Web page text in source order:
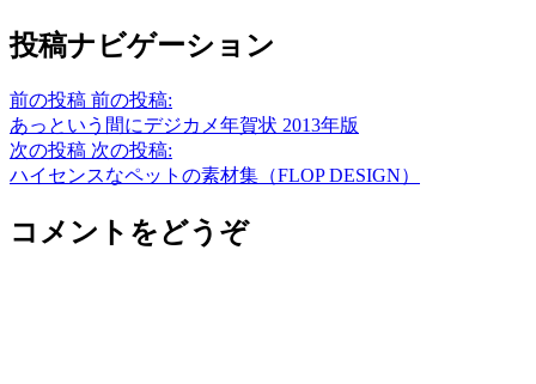
投稿ナビゲーション
前の投稿 前の投稿:
あっという間にデジカメ年賀状 2013年版
次の投稿 次の投稿:
ハイセンスなペットの素材集（FLOP DESIGN）
コメントをどうぞ